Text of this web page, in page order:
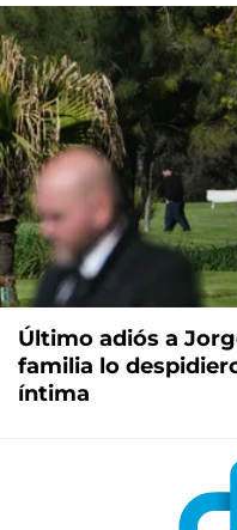
Último adiós a
familia lo
íntima